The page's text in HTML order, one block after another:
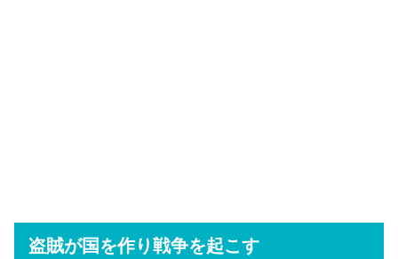
盗賊が国を作り戦争を起こす